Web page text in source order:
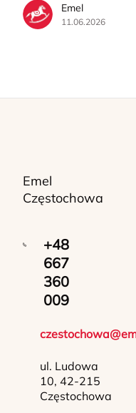
Emel
11.06.2026
Emel
Częstochowa
+48
667
360
009
ul. Ludowa
10, 42-215
Częstochowa